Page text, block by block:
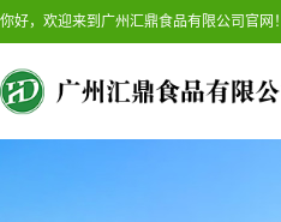
你好，欢迎来到广州汇鼎食品有限公司官网！